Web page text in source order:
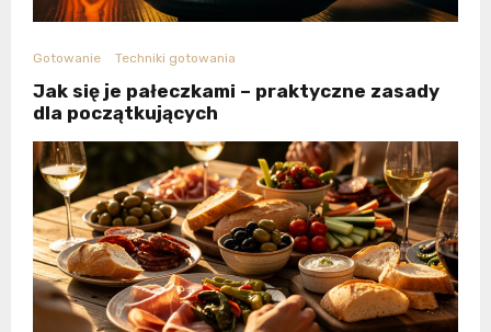
Gotowanie Techniki gotowania
Jak się je pałeczkami – praktyczne zasady
dla początkujących